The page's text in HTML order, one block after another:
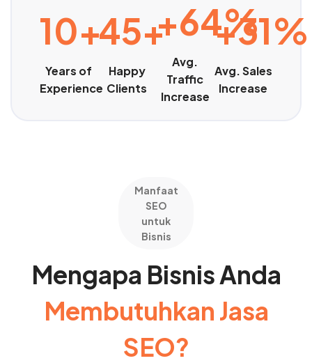
10+
Years of
Experience
45+
Happy
Clients
+64%
Avg.
Traffic
Increase
+31%
Avg. Sales
Increase
Manfaat
SEO
untuk
Bisnis
Mengapa Bisnis Anda
Membutuhkan Jasa
SEO?